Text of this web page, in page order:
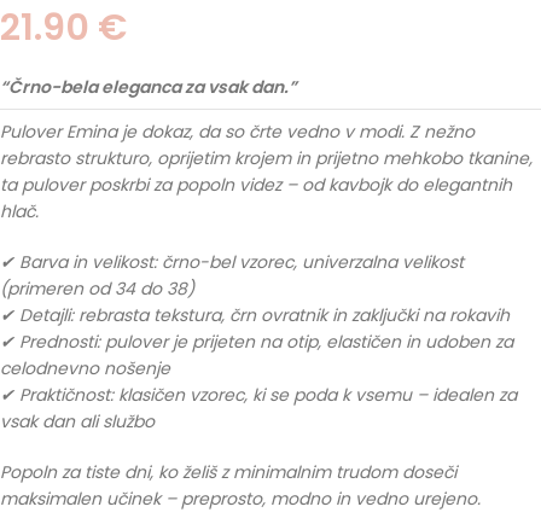
21.90 €
“Črno-bela eleganca za vsak dan.”
Pulover Emina je dokaz, da so črte vedno v modi. Z nežno
rebrasto strukturo, oprijetim krojem in prijetno mehkobo tkanine,
ta pulover poskrbi za popoln videz – od kavbojk do elegantnih
hlač.
✔ Barva in velikost: črno-bel vzorec, univerzalna velikost
(primeren od 34 do 38)
✔ Detajli: rebrasta tekstura, črn ovratnik in zaključki na rokavih
✔ Prednosti: pulover je prijeten na otip, elastičen in udoben za
celodnevno nošenje
✔ Praktičnost: klasičen vzorec, ki se poda k vsemu – idealen za
vsak dan ali službo
Popoln za tiste dni, ko želiš z minimalnim trudom doseči
maksimalen učinek – preprosto, modno in vedno urejeno.